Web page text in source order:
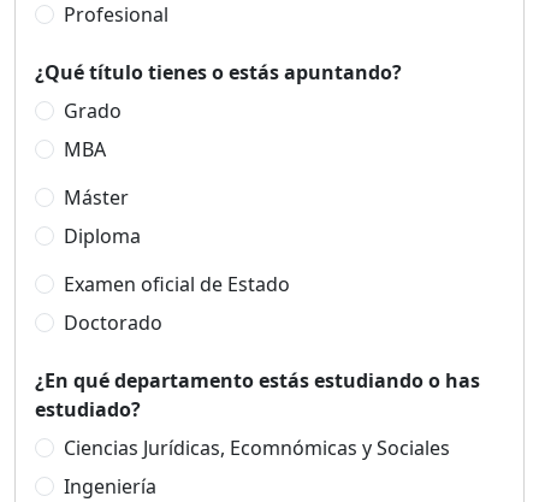
Profesional
¿Qué título tienes o estás apuntando?
Grado
MBA
Máster
Diploma
Examen oficial de Estado
Doctorado
¿En qué departamento estás estudiando o has
estudiado?
Ciencias Jurídicas, Ecomnómicas y Sociales
Ingeniería